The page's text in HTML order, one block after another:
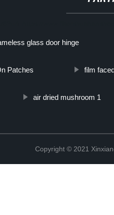
glass door hinge
Patches film
air dried mushroom 1
Copyright © 2021